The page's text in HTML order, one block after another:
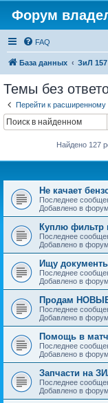
Форум
FAQ
База данных ЗиЛ 157
Темы без
Перейти к расширенному
Найдено 127
Не качает
Последнее
Добавлено в
Куплю фильтр
Последнее
Добавлено в
Ищу
Последнее
Добавлено в
Продам НОВЫЕ
Последнее
Добавлено в
Помощь в
Последнее
Добавлено в
Запчасти на
Последнее
Добавлено в